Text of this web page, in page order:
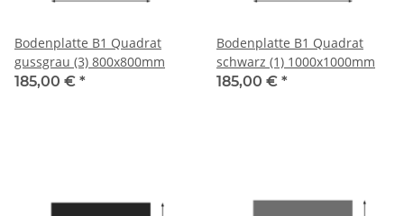
Bodenplatte B1 Quadrat
gussgrau (3) 800x800mm
185,00 € *
Bodenplatte B1 Quadrat
schwarz (1) 1000x1000mm
185,00 € *